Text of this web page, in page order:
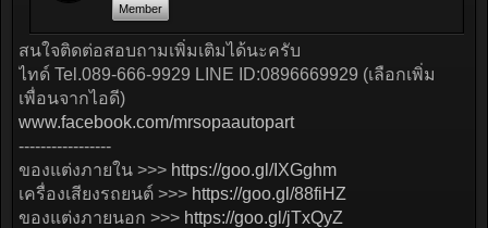
Member
สนใจติดต่อสอบถามเพิ่มเติมได้นะครับ
ไทด์ Tel.089-666-9929 LINE ID:0896669929 (เลือกเพิ่ม
เพื่อนจากไอดี)
www.facebook.com/mrsopaautopart
-----------------
ของแต่งภายใน >>> https://goo.gl/IXGghm
เครื่องเสียงรถยนต์ >>> https://goo.gl/88fiHZ
ของแต่งภายนอก >>> https://goo.gl/jTxQyZ